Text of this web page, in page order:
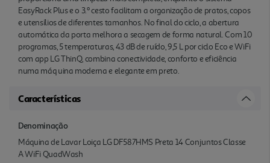
EasyRack Plus e o 3.º cesto facilitam a organização de pratos, copos
e utensílios de diferentes tamanhos. No final do ciclo, a abertura
automática da porta melhora a secagem de forma natural. Com 10
programas, 5 temperaturas, 43 dB de ruído, 9,5 L por ciclo Eco e WiFi
com app LG ThinQ, combina conectividade, conforto e eficiência
numa máq uina moderna e elegante em preto.
Características
Denominação
Máquina de Lavar Loiça LG DF587HMS Preta 14 Conjuntos Classe
A WiFi QuadWash